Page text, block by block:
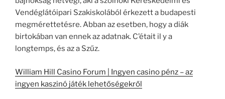
Vendéglátóipari Szakiskolából érkezett a budapesti
megmérettetésre. Abban az esetben, hogy a diák
birtokában van ennek az adatnak. C’était il y a
longtemps, és az a Szűz.
William Hill Casino Forum | Ingyen casino pénz – az
ingyen kaszinó játék lehetőségekről